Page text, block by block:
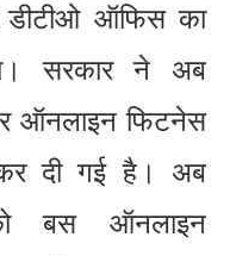
डीटीओ ऑफिस का
सरकार ने अब
ऑनलाइन फिटनेस
दी गई है। अब
बस ऑनलाइन